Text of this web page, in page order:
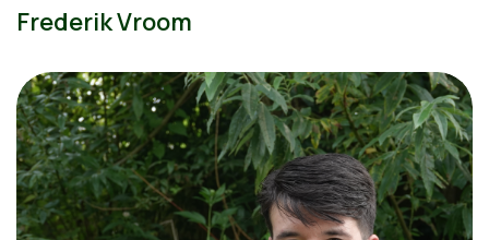
Frederik Vroom